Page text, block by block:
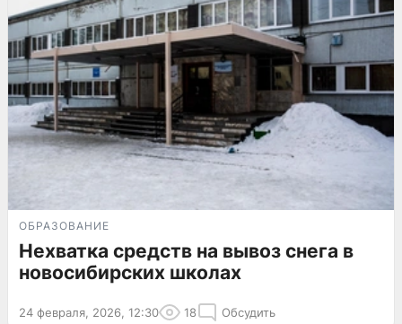
ОБРАЗОВАНИЕ
Нехватка средств на вывоз снега в
новосибирских школах
24 февраля, 2026, 12:30 18 Обсудить